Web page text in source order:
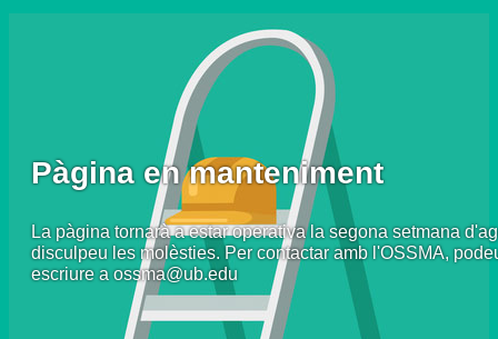
Pàgina en manteniment
La pàgina tornarà a estar operativa la segona setmana
disculpeu les molèsties. Per contactar amb l'OSSMA,
escriure a ossma@ub.edu